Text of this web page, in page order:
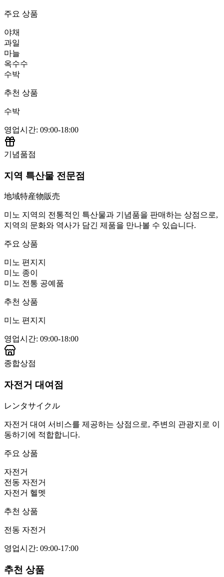
주요 상품
야채
과일
마늘
옥수수
수박
추천 상품
수박
영업시간: 09:00-18:00
기념품점
지역 특산물 전문점
地域特産物販売
미노 지역의 전통적인 특산물과 기념품을 판매하는 상점으로,
지역의 문화와 역사가 담긴 제품을 만나볼 수 있습니다.
주요 상품
미노 편지지
미노 종이
미노 전통 공예품
추천 상품
미노 편지지
영업시간: 09:00-18:00
종합상점
자전거 대여점
レンタサイクル
자전거 대여 서비스를 제공하는 상점으로, 주변의 관광지로 이
동하기에 적합합니다.
주요 상품
자전거
전동 자전거
자전거 헬멧
추천 상품
전동 자전거
영업시간: 09:00-17:00
추천 상품